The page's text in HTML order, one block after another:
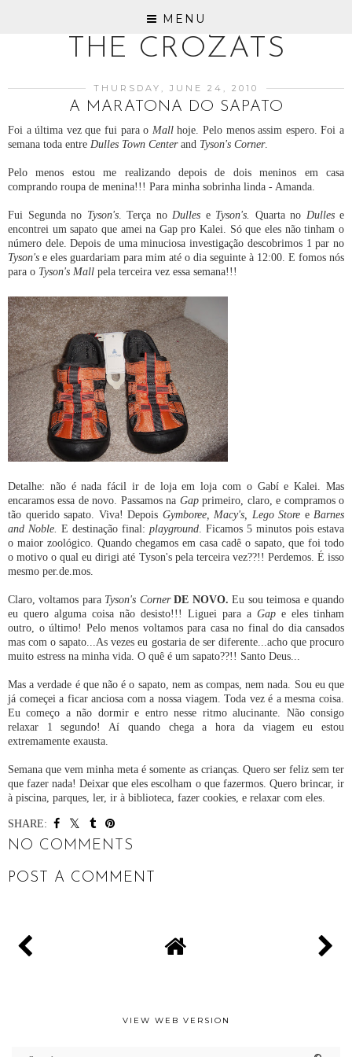
MENU
THE CROZATS
THURSDAY, JUNE 24, 2010
A MARATONA DO SAPATO
Foi a última vez que fui para o Mallhoje. Pelo menos assim espero. Foi a
semana toda entre Dulles Town Centerand Tyson's Corner.
Pelo menos estou me realizando depois de dois meninos em casa
comprando roupa de menina!!! Para minha sobrinha linda - Amanda.
Fui Segunda no Tyson's. Terça no Dulles e Tyson's. Quarta no Dullese
encontrei um sapato que amei na Gap pro Kalei. Só que eles não tinham o
número dele. Depois de uma minuciosa investigação descobrimos 1 par no
Tyson's e eles guardariam para mim até o dia seguinte à 12:00. E fomos nós
para o Tyson's Mall pela terceira vez essa semana!!!
Detalhe: não é nada fácil ir de loja em loja com o Gabí e Kalei. Mas
encaramos essa de novo. Passamos na Gapprimeiro, claro, e compramos o
tão querido sapato. Viva! Depois Gymboree, Macy's, Lego Store eBarnes
and Noble. E destinação final: playground . Ficamos 5 minutos pois estava
o maior zoológico. Quando chegamos em casa cadê o sapato, que foi todo
o motivo o qual eu dirigi até Tyson's pela terceira vez??!! Perdemos. É isso
mesmo per.de.mos.
Claro, voltamos para Tyson's Corner DE NOVO. Eu sou teimosa e quando
eu quero alguma coisa não desisto!!! Liguei para a Gap e eles tinham
outro, o último! Pelo menos voltamos para casa no final do dia cansados
mas com o sapato...As vezes eu gostaria de ser diferente...acho que procuro
muito estress na minha vida. O quê é um sapato??!! Santo Deus...
Mas a verdade é que não é o sapato, nem as compas, nem nada. Sou eu que
já começei a ficar anciosa com a nossa viagem. Toda vez é a mesma coisa.
Eu começo a não dormir e entro nesse ritmo alucinante. Não consigo
relaxar 1 segundo! Aí quando chega a hora da viagem eu estou
extremamente exausta.
Semana que vem minha meta é somente as crianças. Quero ser feliz sem ter
que fazer nada! Deixar que eles escolham o que fazermos. Quero brincar, ir
à piscina, parques, ler, ir à biblioteca, fazer cookies, e relaxar com eles.
SHARE:
NO COMMENTS
POST A COMMENT
VIEW WEB VERSION